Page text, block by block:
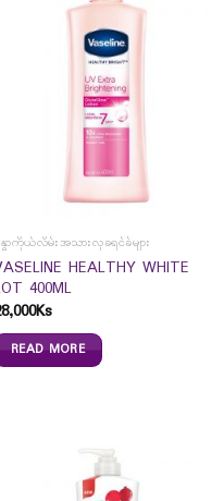
ဓာကိုယ်လိမ်းအသားလှခရင်ခ်များ
HEALTHY WHITE
400ML
Ks
READ MORE